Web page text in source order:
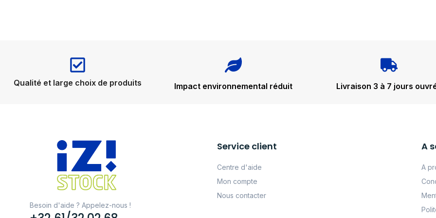
Qualité et large choix de produits Impact environnemental réduit Livraison 3 à 7 jours
Besoin d'aide ? Appelez-nous !
Service client
Centre d'aide
Mon compte
Nous contacter
A
A